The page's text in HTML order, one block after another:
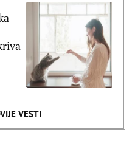
VESTI